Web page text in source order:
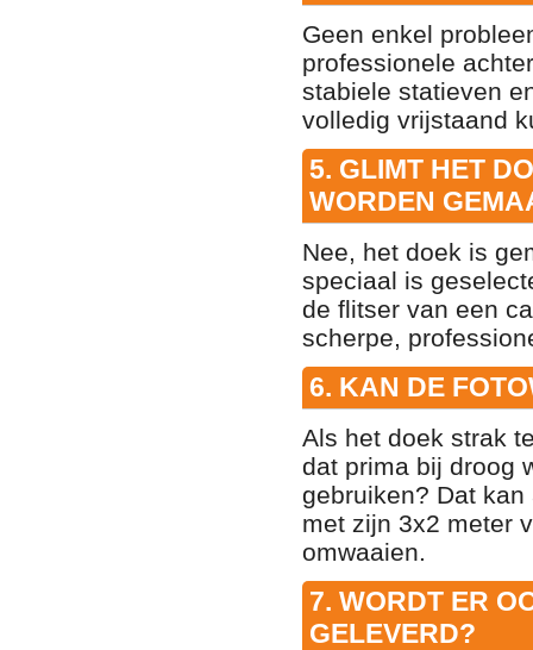
Geen enkel
professionele
stabiele statieven
volledig vrijstaand
5. GLIMT HET
WORDEN
Nee, het doek is
speciaal is
de flitser van een
scherpe,
6. KAN DE
Als het doek strak
dat prima bij droog
gebruiken? Dat
met zijn 3x2 meter
omwaaien.
7. WORDT ER
GELEVERD?